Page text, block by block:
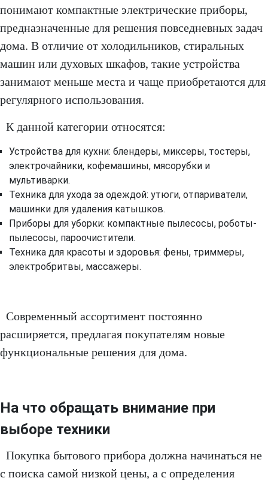
понимают компактные электрические приборы,
предназначенные для решения повседневных задач
дома. В отличие от холодильников, стиральных
машин или духовых шкафов, такие устройства
занимают меньше места и чаще приобретаются для
регулярного использования.
К данной категории относятся:
Устройства для кухни: блендеры, миксеры, тостеры,
электрочайники, кофемашины, мясорубки и
мультиварки.
Техника для ухода за одеждой: утюги, отпариватели,
машинки для удаления катышков.
Приборы для уборки: компактные пылесосы, роботы-
пылесосы, пароочистители.
Техника для красоты и здоровья: фены, триммеры,
электробритвы, массажеры.
Современный ассортимент постоянно
расширяется, предлагая покупателям новые
функциональные решения для дома.
На что обращать внимание при
выборе техники
Покупка бытового прибора должна начинаться не
с поиска самой низкой цены, а с определения